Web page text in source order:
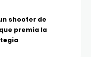
shooter de
premia la